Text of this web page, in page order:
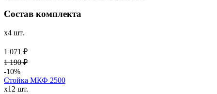
Состав комплекта
x4 шт.
1 071 ₽
1 190 ₽
-10%
Стойка МКФ 2500
x12 шт.